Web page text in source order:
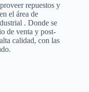
repuestos y
el área de
. Donde se
de venta y post-
calidad, con las